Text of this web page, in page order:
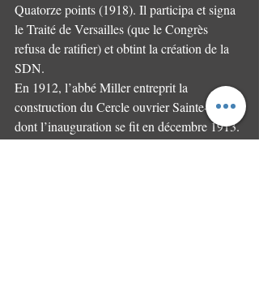
Quatorze points (1918). Il participa et signa
le Traité de Versailles (que le Congrès
refusa de ratifier) et obtint la création de la
SDN.
En 1912, l’abbé Miller entreprit la
construction du Cercle ouvrier Sainte-Barbe
dont l’inauguration se fit en décembre 1913.